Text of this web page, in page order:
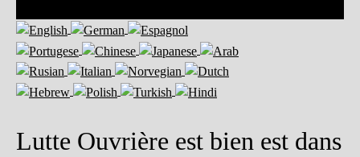
Lutte Ouvrière est bien est dans